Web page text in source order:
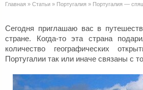
Главная » Статьи » Португалия » Португалия —
Сегодня приглашаю вас в
стране. Когда-то эта страна
количество географических
Португалии так или иначе связаны с